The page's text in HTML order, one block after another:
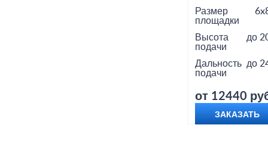
Размер
площадки
Высота
подачи
до
Дальность
подачи
до
от 12440
ЗАКАЗАТЬ